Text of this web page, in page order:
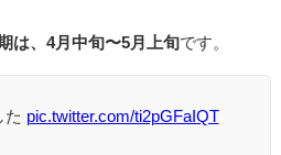
は、4月中旬〜5月上旬です。
た pic.twitter.com/ti2pGFaIQT